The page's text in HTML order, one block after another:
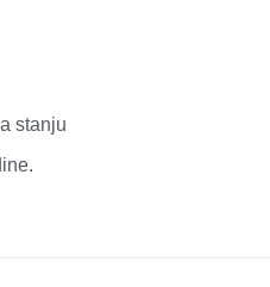
stanju